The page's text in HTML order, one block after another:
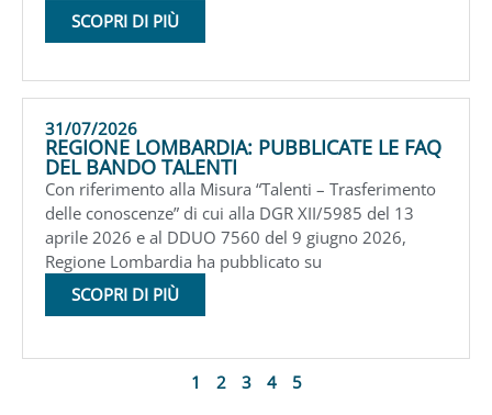
SCOPRI DI PIÙ
31/07/2026
REGIONE LOMBARDIA: PUBBLICATE LE FAQ
DEL BANDO TALENTI
Con riferimento alla Misura “Talenti – Trasferimento
delle conoscenze” di cui alla DGR XII/5985 del 13
aprile 2026 e al DDUO 7560 del 9 giugno 2026,
Regione Lombardia ha pubblicato su
SCOPRI DI PIÙ
1 2 3 4 5